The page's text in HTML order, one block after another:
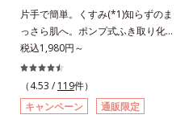
片手で簡単。くすみ(*1)知らずのま
っさら肌へ。ポンプ式ふき取り化粧
水。くすみ(*1)知らずのまっさら肌
へ。洗顔後すぐの肌に使う、ポンプ
式のふき取り化粧水です。ポンプ式
だから簡単。片手でぷしゅっと押す
だけでコットンに含ませられます。
税込1,980円～
（4.53 / 119件）
キャンペーン
通販限定